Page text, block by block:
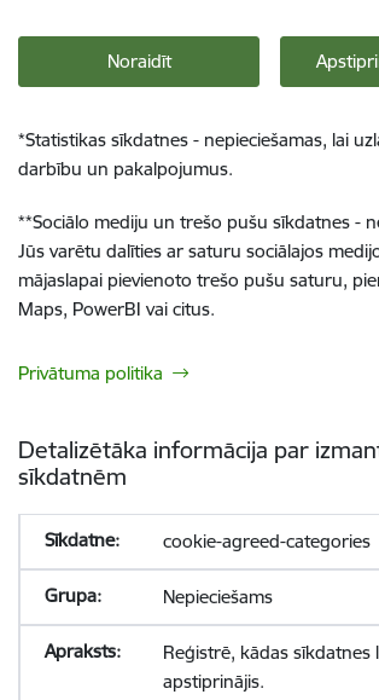
Noraidīt
*Statistikas sīkdatnes - nepieciešamas, lai
darbību un pakalpojumus.
**Sociālo mediju un trešo pušu sīkdatnes -
Jūs varētu dalīties ar saturu sociālajos
mājaslapai pievienoto trešo pušu saturu,
Maps, PowerBI vai citus.
Privātuma politika
Detalizētāka informācija par
sīkdatnēm
cookie-agreed-categories
Nepieciešams
Reģistrē, kādas sīkdatnes
apstiprinājis.